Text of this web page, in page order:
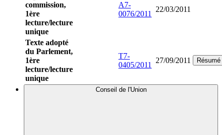
commission,
1ère
lecture/lecture
unique
A7-
0076/2011
22/03/2011
Texte adopté
du Parlement,
1ère
lecture/lecture
unique
T7-
0405/2011
27/09/2011 Résumé
Conseil de l'Union